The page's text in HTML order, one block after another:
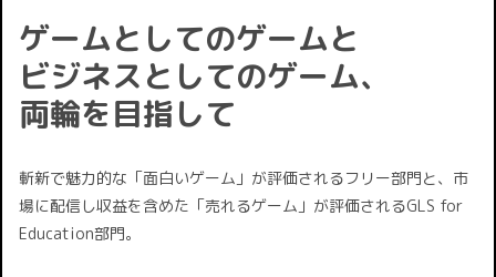
ゲームとしてのゲームと
ビジネスとしてのゲーム、
両輪を目指して
斬新で魅力的な「面白いゲーム」が評価されるフリー部門と、市
場に配信し収益を含めた「売れるゲーム」が評価されるGLS for
Education部門。